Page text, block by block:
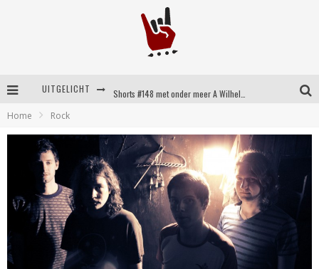
UITGELICHT
Britse emorockers van Basement maken tweede comeback met het indrukwekkende ‘Wired’
Shorts #149 met onder meer No Cure, Eva Under Fire, The Hu en Sleeping With Sirens
Home Rock